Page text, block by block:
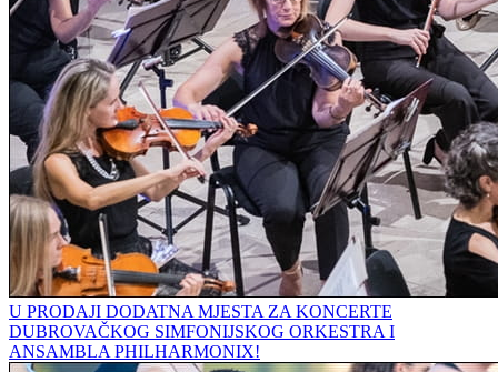
U PRODAJI DODATNA MJESTA ZA KONCERTE
DUBROVAČKOG SIMFONIJSKOG ORKESTRA I
ANSAMBLA PHILHARMONIX!